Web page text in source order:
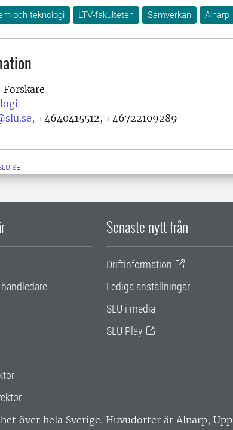
och teknologi LTV-fakulteten Samverkan Alnarp
Forskare
, +4640415512, +46722109289
Senaste nytt från
Driftinformation
Lediga anställningar
SLU i media
SLU Play
över hela Sverige. Huvudorter är Alnarp,